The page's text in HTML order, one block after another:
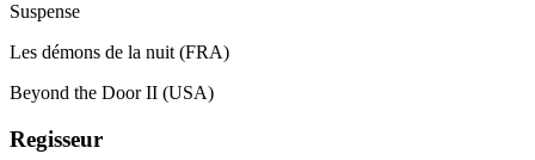
Suspense
Les démons de la nuit (FRA)
Beyond the Door II (USA)
Regisseur